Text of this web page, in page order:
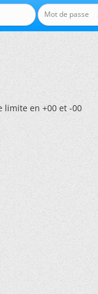
limite en +00 et -00